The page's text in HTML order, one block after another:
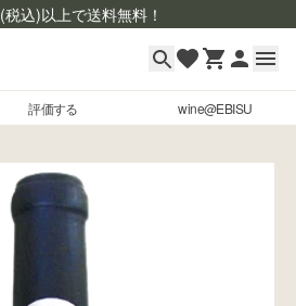
(税込)以上で送料無料！
評価する wine@EBISU